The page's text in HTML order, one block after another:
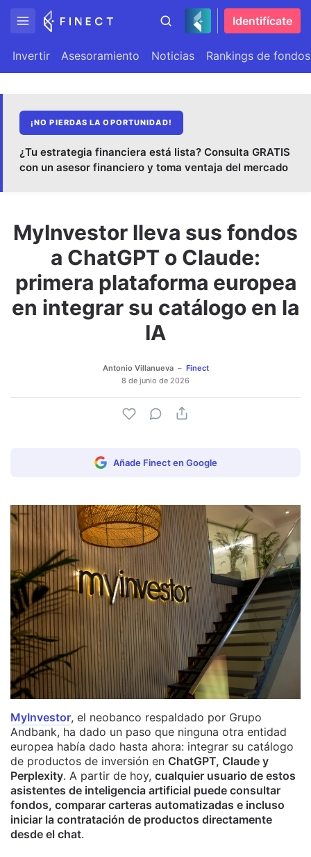
Identifícate
Invertir Asesoramiento Noticias Rankings de fondos
¡NO PIERDAS LA OPORTUNIDAD!
¿Tu estrategia financiera está lista? Consulta GRATIS
con un asesor financiero y toma ventaja del mercado
MyInvestor lleva sus fondos
a ChatGPT o Claude:
primera plataforma europea
en integrar su catálogo en la
IA
Antonio Villanueva
Finect
8 de junio de 2026
Añade Finect en Google
MyInvestor, el neobanco respaldado por Grupo
Andbank, ha dado un paso que ninguna otra entidad
europea había dado hasta ahora: integrar su catálogo
de productos de inversión en ChatGPT, Claude y
Perplexity. A partir de hoy, cualquier usuario de estos
asistentes de inteligencia artificial puede consultar
fondos, comparar carteras automatizadas e incluso
iniciar la contratación de productos directamente
desde el chat.